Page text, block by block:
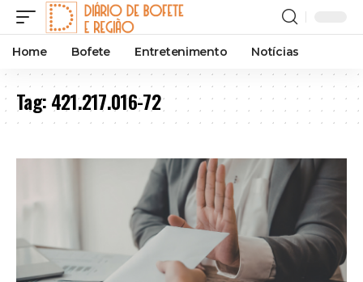
Home Bofete Entretenimento Notícias
Tag:421.217.016-72